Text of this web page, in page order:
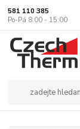
581 110 385
Po-Pá 8:00 - 15:00